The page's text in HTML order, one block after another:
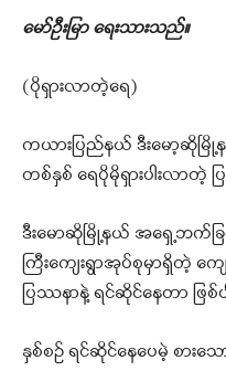
မော်ဦးမြာ ရေးသားသည်။
(ပိုရှားလာတဲ့ရေ)
ကယားပြည်နယ် ဒီးမော့ဆိုမ
တစ်နှစ် ရေပိုမိုရှားပါးလာတဲ့
ဒီးမောဆိုမြို့နယ် အရှေ့ဘက်ခြ
ကြီးကျေးရွာအုပ်စုမှာရှိတဲ့ ကျ
ပြဿနာနဲ့ ရင်ဆိုင်နေတာ ဖြ
နှစ်စဉ် ရင်ဆိုင်နေပေမဲ့ စား